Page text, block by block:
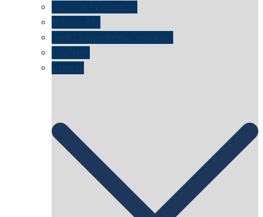
Karneval Monochrom
Baumgefühl
mein Chargesheimer reloaded
time shift
Istanbul